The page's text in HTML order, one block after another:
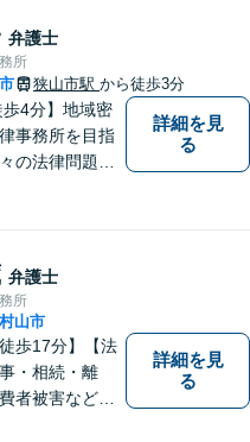
弁護士
所
狭山市駅 から徒歩3分
歩4分】地域密
事務所を目指
の法律問題を
ださい。
詳細を見
る
弁護士
所
山市
歩17分】【法
・相続・離
者被害など、
詳細を見
る